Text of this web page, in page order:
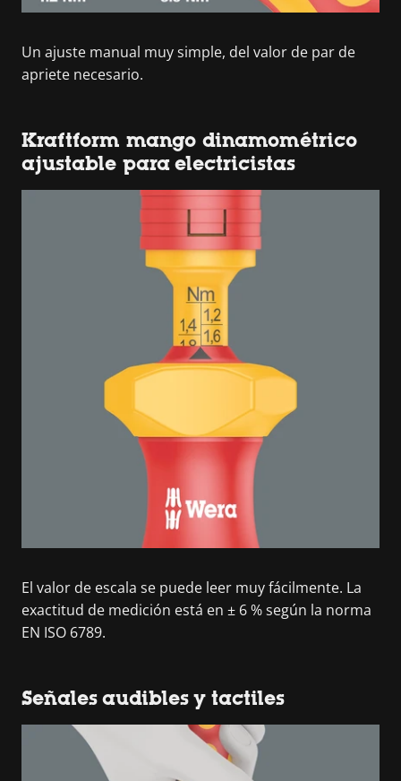
Un ajuste manual muy simple, del valor de par de
apriete necesario.
Kraftform mango dinamométrico
ajustable para electricistas
El valor de escala se puede leer muy fácilmente. La
exactitud de medición está en ± 6 % según la norma
EN ISO 6789.
Señales audibles y tactiles